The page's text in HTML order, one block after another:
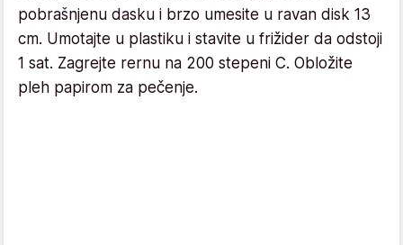
pobrašnjenu dasku i brzo umesite u ravan disk 13
cm. Umotajte u plastiku i stavite u frižider da odstoji
1 sat. Zagrejte rernu na 200 stepeni C. Obložite
pleh papirom za pečenje.